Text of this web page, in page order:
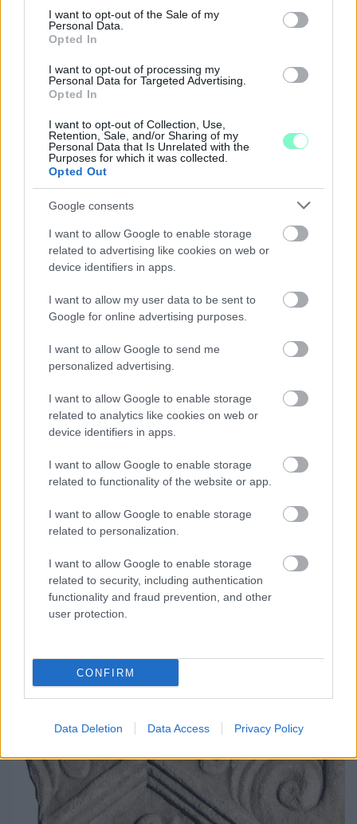
consent section.
I want to opt-out of the Sale of my
Personal Data.
Opted In
I want to opt-out of processing my
Personal Data for Targeted Advertising.
Opted In
I want to opt-out of Collection, Use,
Retention, Sale, and/or Sharing of my
Personal Data that Is Unrelated with the
Purposes for which it was collected.
Opted Out
Google consents
I want to allow Google to enable storage
related to advertising like cookies on web or
device identifiers in apps.
I want to allow my user data to be sent to
Google for online advertising purposes.
I want to allow Google to send me
personalized advertising.
I want to allow Google to enable storage
related to analytics like cookies on web or
device identifiers in apps.
I want to allow Google to enable storage
related to functionality of the website or app.
I want to allow Google to enable storage
related to personalization.
I want to allow Google to enable storage
related to security, including authentication
functionality and fraud prevention, and other
user protection.
CONFIRM
Data Deletion Data Access Privacy Policy
ÁTADJÁK A MEGÚJULT ERZSÉBET LIGETI
KRESZ-PARKOT GYŐRBEN – CSALÁDI
PROGRAMOKKAL ÜNNEPLIK A FELÚJÍTÁST
Ügyességi versenyek, KRESZ-kvíz, ingyenes kerékpár- és e-
rollerjelölés is várja a családokat augusztus 8-án.
NŐVERŐ SZOMBATHELYI FÉRFI ELLEN EMELT
VÁDAT AZ ÜGYÉSZSÉG
A férfi a nyílt utcán kezdte verni áldozatát.